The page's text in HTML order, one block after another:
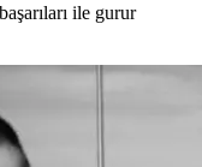
ile gurur